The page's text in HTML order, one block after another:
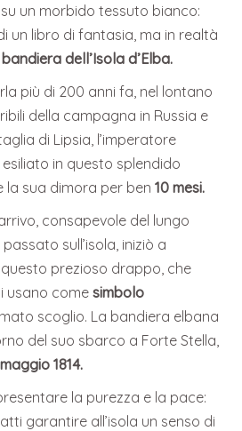
un morbido tessuto bianco:
un libro di fantasia, ma in realtà
bandiera dell’Isola d’Elba.
più di 200 anni fa, nel lontano
della campagna in Russia e
di Lipsia, l’imperatore
in questo splendido
la sua dimora per ben10 mesi.
consapevole del lungo
sull’isola, iniziò a
prezioso drappo, che
usano comesimbolo
scoglio. La bandiera elbana
del suo sbarco a Forte Stella,
1814.
la purezza e la pace:
garantire all’isola un senso di